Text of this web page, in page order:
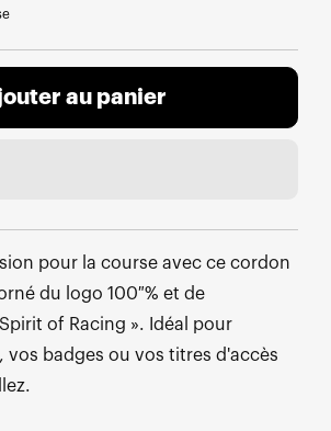
au panier
pour la course avec ce cordon
du logo 100 % et de
of Racing ». Idéal pour
vos badges ou vos titres d'accès